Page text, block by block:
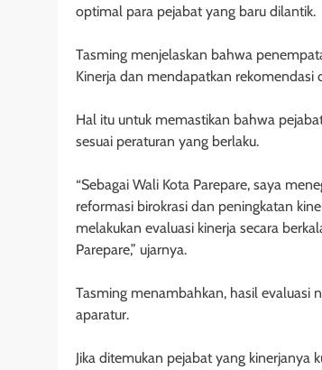
optimal para pejabat yang baru dilantik.
Tasming menjelaskan bahwa
Kinerja dan mendapatkan rekomendasi
Hal itu untuk memastikan bahwa
sesuai peraturan yang berlaku.
“Sebagai Wali Kota Parepare, saya
reformasi birokrasi dan peningkatan
melakukan evaluasi kinerja secara
Parepare,” ujarnya.
Tasming menambahkan, hasil evaluasi
aparatur.
Jika ditemukan pejabat yang kinerjanya